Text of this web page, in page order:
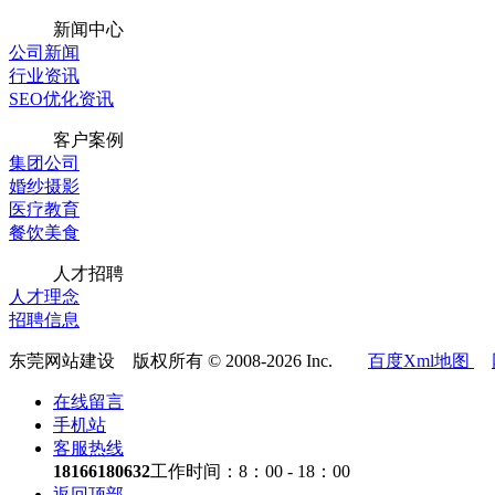
新闻中心
公司新闻
行业资讯
SEO优化资讯
客户案例
集团公司
婚纱摄影
医疗教育
餐饮美食
人才招聘
人才理念
招聘信息
东莞网站建设 版权所有 © 2008-2026 Inc. 百度Xml地图
在线留言
手机站
客服热线
18166180632工作时间：8：00 - 18：00